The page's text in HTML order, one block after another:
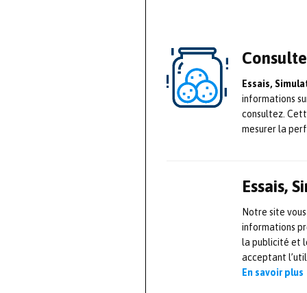
Essais,
informations
consultez.
mesurer la
Essais,
Notre site
informations
la publicité et
acceptant
En savoir plus
de l’IA et de
notamment
Cet
répondre à
rencontres
sur les
processus de
objectif de
des savoir-faire.